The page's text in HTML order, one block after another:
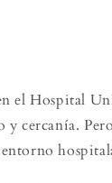
el Hospital
cercanía.
entorno